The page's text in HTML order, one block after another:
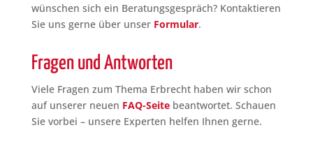
wünschen sich ein Beratungsgespräch? Kontaktieren
Sie uns gerne über unser Formular.
Fragen und Antworten
Viele Fragen zum Thema Erbrecht haben wir schon
auf unserer neuen FAQ-Seitebeantwortet. Schauen
Sie vorbei – unsere Experten helfen Ihnen gerne.